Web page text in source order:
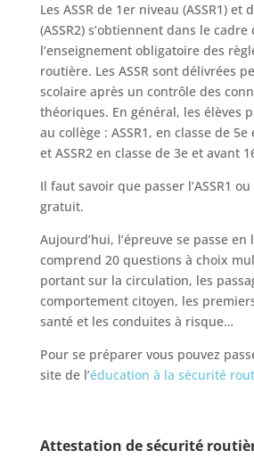
Les ASSR de 1er niveau (ASSR1) et
(ASSR2) s’obtiennent dans le cadre
l’enseignement obligatoire des
routière. Les ASSR sont délivrées
scolaire après un contrôle des
théoriques. En général, les élèves
au collège : ASSR1, en classe de
et ASSR2 en classe de 3e et avant
Il faut savoir que passer l’ASSR1 ou
gratuit.
Aujourd’hui, l’épreuve se passe en
comprend 20 questions à choix
portant sur la circulation, les
comportement citoyen, les
santé et les conduites à risque…
Pour se préparer vous pouvez
site de l’éducation à la sécurité
Attestation de sécurité